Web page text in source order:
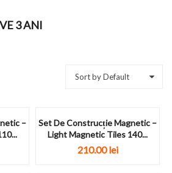
3 ANI
Sort by Default
–
Set De Construcție Magnetic –
Light Magnetic Tiles 140...
210.00lei